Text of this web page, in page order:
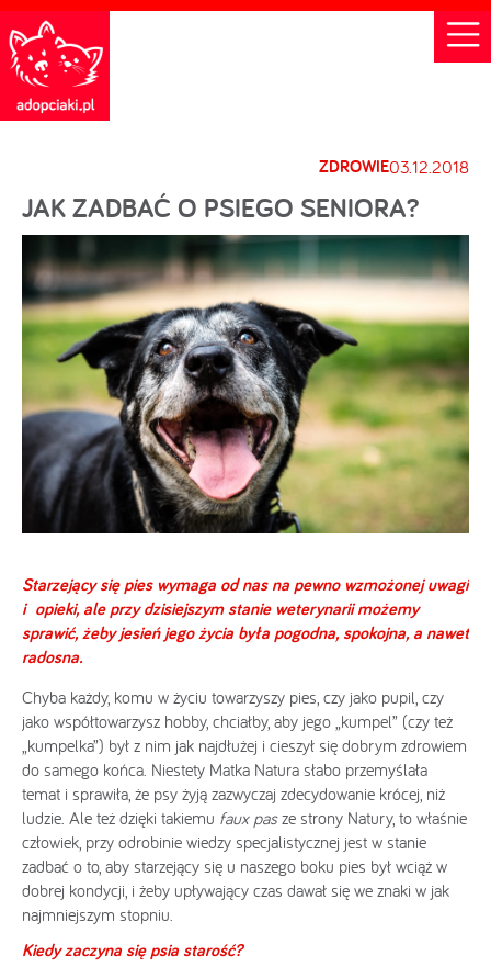
ZDROWIE03.12.2018
JAK ZADBAĆ O PSIEGO SENIORA?
Starzejący się pies wymaga od nas na pewno wzmożonej uwagi
i opieki, ale przy dzisiejszym stanie weterynarii możemy
sprawić, żeby jesień jego życia była pogodna, spokojna, a nawet
radosna.
Chyba każdy, komu w życiu towarzyszy pies, czy jako pupil, czy
jako współtowarzysz hobby, chciałby, aby jego „kumpel” (czy też
„kumpelka”) był z nim jak najdłużej i cieszył się dobrym zdrowiem
do samego końca. Niestety Matka Natura słabo przemyślała
temat i sprawiła, że psy żyją zazwyczaj zdecydowanie krócej, niż
ludzie. Ale też dzięki takiemu faux pasze strony Natury, to właśnie
człowiek, przy odrobinie wiedzy specjalistycznej jest w stanie
zadbać o to, aby starzejący się u naszego boku pies był wciąż w
dobrej kondycji, i żeby upływający czas dawał się we znaki w jak
najmniejszym stopniu.
Kiedy zaczyna się psia starość?